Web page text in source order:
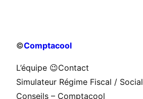
©Comptacool
L’équipe 😉Contact
Simulateur Régime Fiscal / Social
Conseils – Comptacool